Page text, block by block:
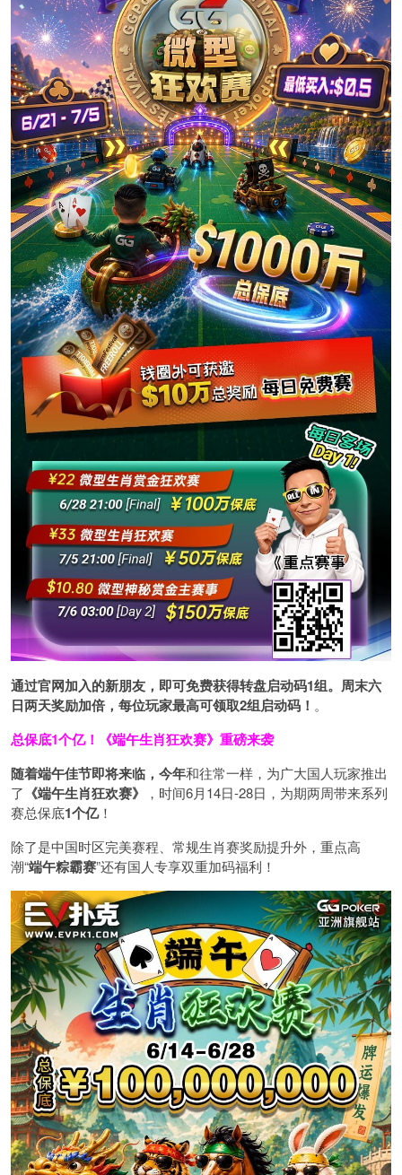
通过官网加入的新朋友，即可免费获得转盘启动码1组。周末六
日两天奖励加倍，每位玩家最高可领取2组启动码！ 。
总保底1个亿！
《端午生肖狂欢赛》重磅来袭
随着端午佳节即将来临，今年和往常一样，为广大国人玩家推出
了 《端午生肖狂欢赛》
，时间6月14日-28日，为期两周带来系列
赛总保底1个亿！
除了是中国时区完美赛程、常规生肖赛奖励提升外，重点高
潮“端午粽霸赛”还有国人专享双重加码福利！